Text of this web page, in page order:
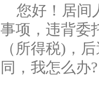
您好！居间
事项，违背委
（所得税)，
同，我怎么办?